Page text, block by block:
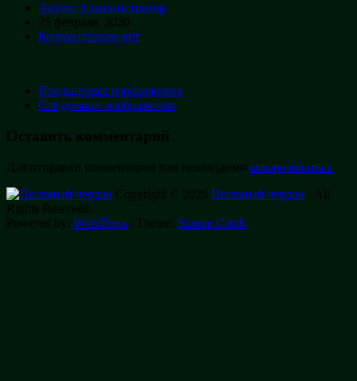
Автор: Администратор
25 февраля, 2020
Комментариев нет
Предыдущее изображение
Следующее изображение
Оставить комментарий
Для отправки комментария вам необходимо авторизоваться
Copyright © 2026 Пыльный чердак . All
Rights Reserved.
Powered by: WordPress | Theme: Simple Catch